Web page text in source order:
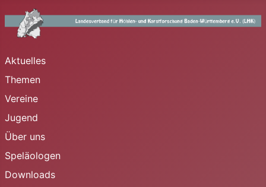
Aktuelles
Themen
Vereine
Jugend
Über uns
Speläologen
Downloads